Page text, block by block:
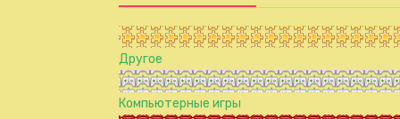
Другое
Компьютерные игры